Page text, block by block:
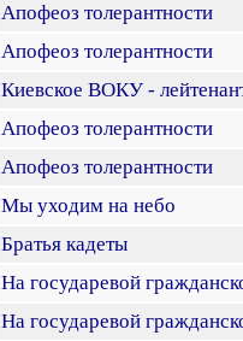
Апофеоз толерантности
Апофеоз толерантности
Киевское ВОКУ -
Апофеоз толерантности
Апофеоз толерантности
Мы уходим на небо
Братья кадеты
На государевой
На государевой